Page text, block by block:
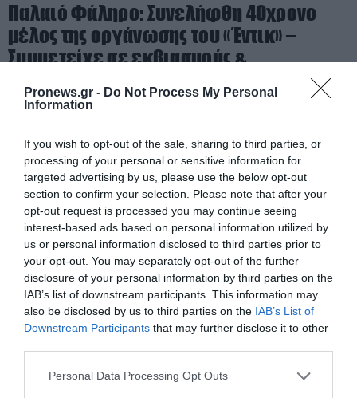
Pronews.gr - Do Not Process My Personal
Information
If you wish to opt-out of the sale, sharing to third parties, or
processing of your personal or sensitive information for
targeted advertising by us, please use the below opt-out
section to confirm your selection. Please note that after your
opt-out request is processed you may continue seeing
interest-based ads based on personal information utilized by
us or personal information disclosed to third parties prior to
your opt-out. You may separately opt-out of the further
disclosure of your personal information by third parties on the
IAB’s list of downstream participants. This information may
also be disclosed by us to third parties on the IAB’s List of
Downstream Participants that may further disclose it to other
Please note that this website/app uses one or more Google
Personal Data Processing Opt Outs
Παλαιό Φάληρο: Συνελήφθη 40χρονο
μέλος της οργάνωσης του «Έντικ» –
Συμμετείχε σε εκβιασμούς &
Νοσοκομείο «Ερυθρός Σταυρός»: Ασθενής